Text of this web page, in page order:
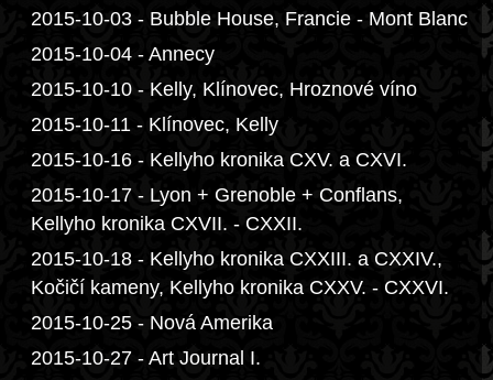
2015-10-03 - Bubble House, Francie - Mont Blanc
2015-10-04 - Annecy
2015-10-10 - Kelly, Klínovec, Hroznové víno
2015-10-11 - Klínovec, Kelly
2015-10-16 - Kellyho kronika CXV. a CXVI.
2015-10-17 - Lyon + Grenoble + Conflans,
Kellyho kronika CXVII. - CXXII.
2015-10-18 - Kellyho kronika CXXIII. a CXXIV.,
Kočičí kameny, Kellyho kronika CXXV. - CXXVI.
2015-10-25 - Nová Amerika
2015-10-27 - Art Journal I.